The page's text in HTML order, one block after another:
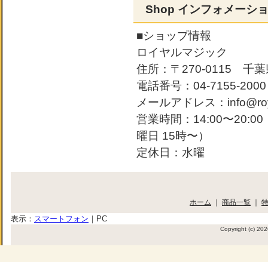
Shop インフォメーシ
■ショップ情報
ロイヤルマジック
住所：〒270-0115 千葉
電話番号：04-7155-2000
メールアドレス：
営業時間：14:00〜20:00
曜日 15時〜）
定休日：水曜
ホーム ｜ 商品一覧 ｜
表示： スマートフォン ｜ PC
Copyright (c)